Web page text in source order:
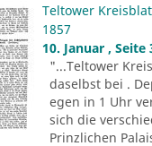
Teltower
1857
10. Januar , Seite
"...Teltower
daselbst bei .
egen in 1 Uhr
sich die
Prinzlichen